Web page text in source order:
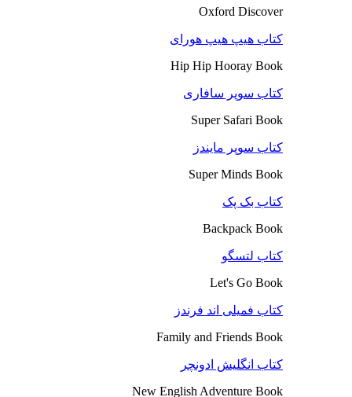
Oxford Discover
کتاب هیپ هیپ هورای
Hip Hip Hooray Book
کتاب سوپر سافاری
Super Safari Book
کتاب سوپر مایندز
Super Minds Book
کتاب بک پک
Backpack Book
کتاب لتسگو
Let's Go Book
کتاب فمیلی اند فرندز
Family and Friends Book
کتاب انگلیش ادونچر
New English Adventure Book